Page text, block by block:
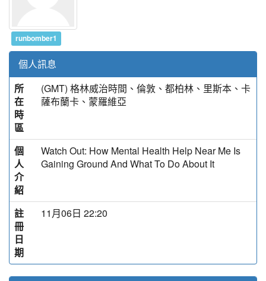
runbomber1
個人訊息
所
在
時
區
(GMT) 格林威治時間、倫敦、都柏林、里斯本、卡
薩布蘭卡、蒙羅維亞
個
人
介
紹
Watch Out: How Mental Health Help Near Me Is
Gaining Ground And What To Do About It
註
冊
日
期
11月06日 22:20